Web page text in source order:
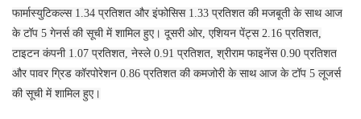
फार्मास्युटिकल्स 1.34 प्रतिशत और इंफोसिस 1.33 प्रतिशत की मजबूती के साथ आज
के टॉप 5 गेनर्स की सूची में शामिल हुए। दूसरी ओर, एशियन पेंट्स 2.16 प्रतिशत,
टाइटन कंपनी 1.07 प्रतिशत, नेस्ले 0.91 प्रतिशत, श्रीराम फाइनेंस 0.90 प्रतिशत
और पावर ग्रिड कॉरपोरेशन 0.86 प्रतिशत की कमजोरी के साथ आज के टॉप 5 लूजर्स
की सूची में शामिल हुए।